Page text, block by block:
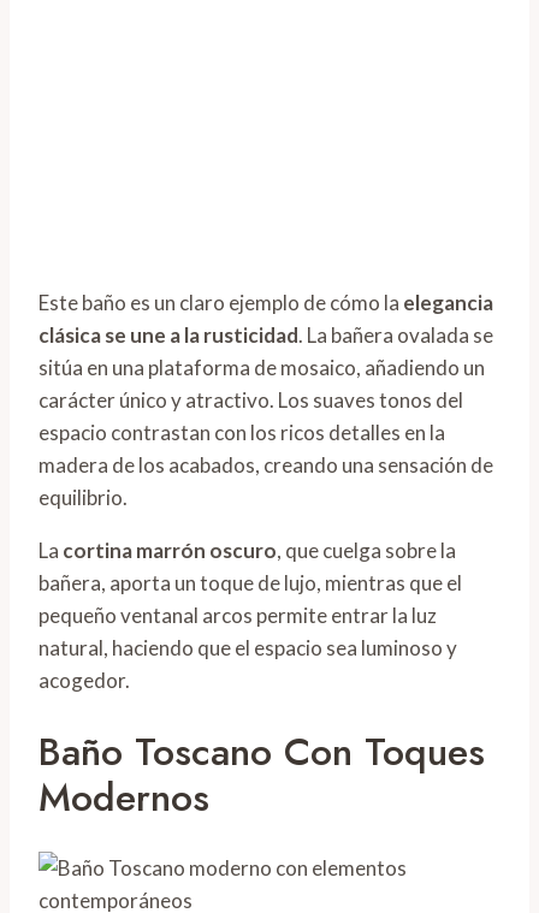
Este baño es un claro ejemplo de cómo la elegancia
clásica se une a la rusticidad. La bañera ovalada se
sitúa en una plataforma de mosaico, añadiendo un
carácter único y atractivo. Los suaves tonos del
espacio contrastan con los ricos detalles en la
madera de los acabados, creando una sensación de
equilibrio.
La cortina marrón oscuro, que cuelga sobre la
bañera, aporta un toque de lujo, mientras que el
pequeño ventanal arcos permite entrar la luz
natural, haciendo que el espacio sea luminoso y
acogedor.
Baño Toscano Con Toques
Modernos